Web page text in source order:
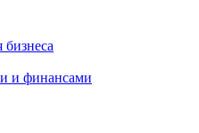
и финансами